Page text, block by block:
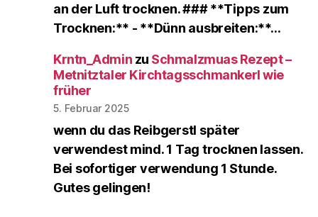
an der Luft trocknen. ### **Tipps zum
Trocknen:** - **Dünn ausbreiten:**…
Krntn_Admin zu Schmalzmuas Rezept –
Metnitztaler Kirchtagsschmankerl wie
früher
5. Februar 2025
wenn du das Reibgerstl später
verwendest mind. 1 Tag trocknen lassen.
Bei sofortiger verwendung 1 Stunde.
Gutes gelingen!